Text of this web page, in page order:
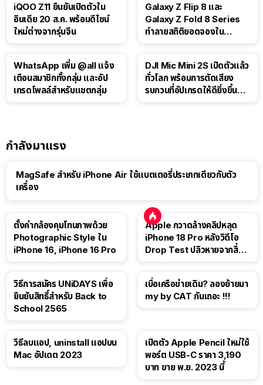
iQOO Z11 ยืนยันเปิดตัวใน
อินเดีย 20 ส.ค. พร้อมดีไซน์
ใหม่ต่างจากรุ่นจีน
Galaxy Z Flip 8 และ
Galaxy Z Fold 8 Series
ทำลายสถิติยอดจองใน
WhatsApp เพิ่ม @all แจ้ง
เตือนสมาชิกทั้งกลุ่ม และอัป
เกรดโพลล์สำหรับแชตกลุ่ม
DJI Mic Mini 2S เปิดตัวแล้ว
ทั่วโลก พร้อมการตัดเสียง
รบกวนที่อัปเกรดให้ดียิ่งขึ้น
กำลังมาแรง
MagSafe สำหรับ iPhone Air ใช้แบตเตอรี่ประเภทเดียวกับตัว
เครื่อง
ตั้งค่ากล้องคุมโทนภาพด้วย
Photographic Style ใน
iPhone 16, iPhone 16 Pro
Apple กวาดล้างคลิปหลุด
iPhone 18 Pro หลังวิดีโอ
Drop Test ปลิวหายจากสื่อ
วิธีการสมัคร UNiDAYS เพื่อ
ยืนยันสิทธิ์สำหรับ Back to
School 2565
เบื่อเครือข่ายเดิม? ลองย้ายมา
my by CAT กันเถอะ !!!
วิธีลบแอป, uninstall แอปบน
Mac อัปเดต 2023
เปิดตัว Apple Pencil ใหม่ใช้
พอร์ต USB-C ราคา 3,190
บาท ขาย พ.ย. 2023 นี้